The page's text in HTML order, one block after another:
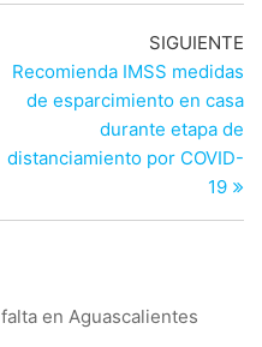
SIGUIENTE
Recomienda IMSS medidas
de esparcimiento en casa
durante etapa de
distanciamiento por COVID-
19
en Aguascalientes